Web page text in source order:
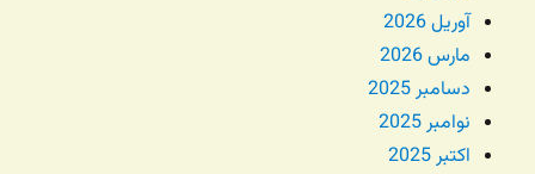
آوریل 2026
مارس 2026
دسامبر 2025
نوامبر 2025
اکتبر 2025